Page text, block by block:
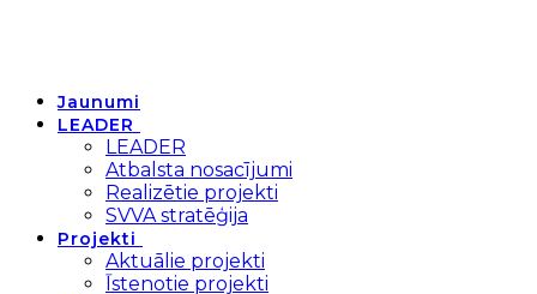
Jaunumi
LEADER
LEADER
Atbalsta nosacījumi
Realizētie projekti
SVVA stratēģija
Projekti
Aktuālie projekti
Īstenotie projekti